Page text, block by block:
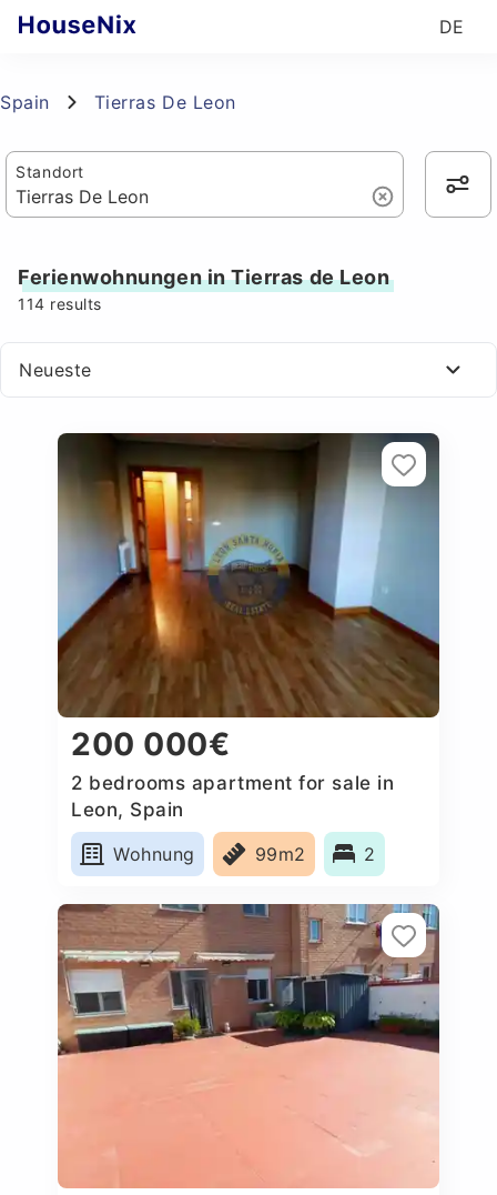
DE
Spain Tierras De Leon
Standort
Ferienwohnungen in Tierras de Leon
114 results
Neueste
200 000€
2 bedrooms apartment for sale in
Leon, Spain
Wohnung
99m2 2